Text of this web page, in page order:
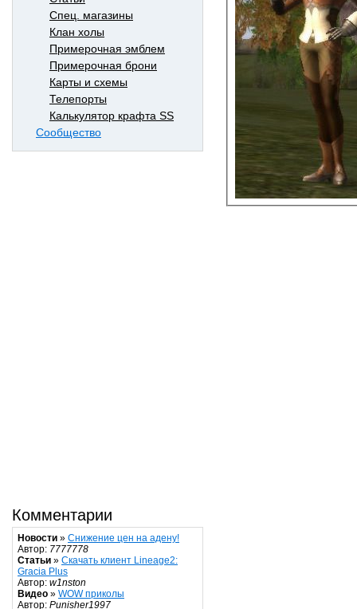
Спец. магазины
Клан холы
Примерочная эмблем
Примерочная брони
Карты и схемы
Телепорты
Калькулятор крафта SS
Сообщество
Комментарии
Новости » Снижение цен на адену!
Автор: 7777778
Статьи » Скачать клиент Lineage2:
Gracia Plus
Автор: w1nston
Видео » WOW приколы
Автор: Punisher1997